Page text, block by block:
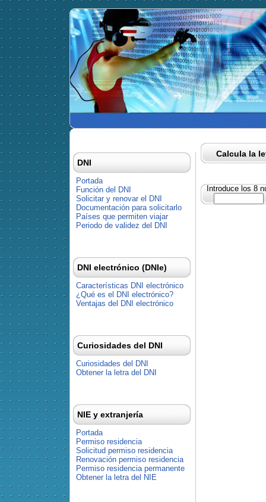
Calcula la
Introduce los 8
DNI
Portada
Función del DNI
Solicitar y renovar el DNI
Documentación para solicitarlo
Países que permiten viajar
Periodo de validez del DNI
DNI electrónico (DNIe)
Características DNI electrónico
¿Qué es el DNI electrónico?
Ventajas del DNI electrónico
Curiosidades del DNI
Curiosidades del DNI
Obtener la letra del DNI
NIE y extranjería
Portada
Permiso residencia
Solicitud permiso residencia
Renovación permiso residencia
Permiso residencia permanente
Obtener la letra del NIE